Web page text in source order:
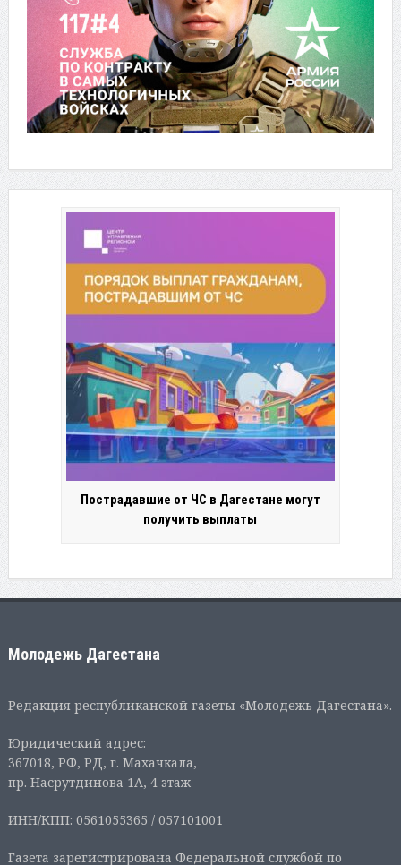
Пострадавшие от ЧС в Дагестане могут
получить выплаты
Молодежь Дагестана
Редакция республиканской газеты «Молодежь Дагестана».
Юридический адрес:
367018, РФ, РД, г. Махачкала,
пр. Насрутдинова 1А, 4 этаж
ИНН/КПП: 0561055365 / 057101001
Газета зарегистрирована Федеральной службой по